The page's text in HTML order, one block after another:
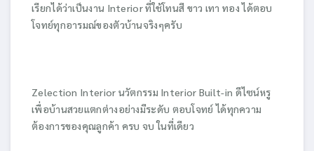
เรียกได้ว่าเป็นงาน Interior ที่ใช้โทนสี ขาว เทา ทอง ได้ตอบ
โจทย์ทุกอารมณ์ของตัวบ้านจริงๆครับ
Zelection Interior นวัตกรรม Interior Built-in ดีไซน์หรู
เพื่อบ้านสวยแตกต่างอย่างมีระดับ ตอบโจทย์ ได้ทุกความ
ต้องการของคุณลูกค้า ครบ จบ ในที่เดียว